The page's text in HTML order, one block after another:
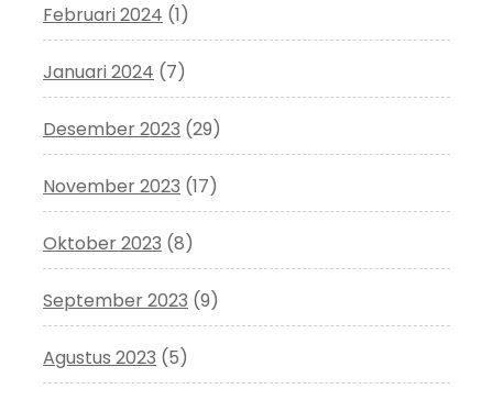
Februari 2024 (1)
Januari 2024 (7)
Desember 2023 (29)
November 2023 (17)
Oktober 2023 (8)
September 2023 (9)
Agustus 2023 (5)